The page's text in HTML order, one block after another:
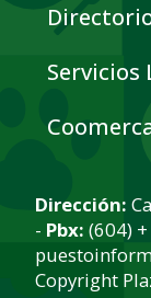
Servicios
Dirección:
- Pbx: (604)
Copyright